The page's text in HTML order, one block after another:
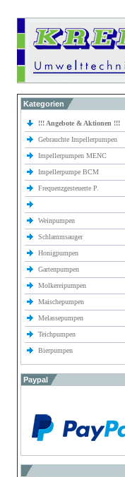
Kategorien
!!! Angebote & Aktionen !!!
Gebrauchte Impellerpumpen
Impellerpumpen MENC
Impellerpumpe BCM
Frequenzgesteuerte P.
Weinpumpen
Schlammsauger
Honigpumpen
Gartenpumpen
Molkereipumpen
Maischepumpen
Melassepumpen
Teichpumpen
Bierpumpen
Paypal